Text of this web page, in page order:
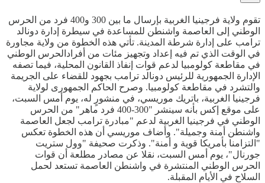
تقوم ولاية فرجينيا الغربية بإرسال ما بين 300 و400 فرد من الحرس
الوطني إلى العاصمة واشنطن للمساعدة في سيطرة إدارة دونالد
ترامب على إدارة شرطة المدينة. تأتي هذه الخطوة من ولاية مجاورة
في الوقت الذي تم فيه إعداد وتجهيز مئات من أفرادالحرس الوطني
في مقاطعة كولومبيا لدعم قوات إنفاذ القانون المحلية، فيما تصفه
الإدارة الجمهورية للرئيس دونالد ترامب بجهود للقضاء على الجريمة
والتشرد في مقاطعة كولومبيا. وصرح الحاكم الجمهورى لولاية
فرجينيا الغربية، باتريك موريسي، في منشورٍ له، يوم أمس السبت،
على موقع إكس بأنه سينشر "300-400 فرد ماهر" من الحرس
الوطني في فرجينيا الغربية لدعم "مبادرة ترامب لجعل العاصمة
واشنطن أمنة وجميلة". وأضاف موريسي أن هذه الخطوة تعكس
"التزامنا بأمريكا قوية و أمنة". وذكرت صحيفة "وول ستريت
جورنال"، يوم أمس السبت، نقلا عن مصادر مطلعة أن قوات
الحرس الوطني المنتشرة في واشنطن العاصمة تستعد لحمل
السلاح في الأيام المقبلة.